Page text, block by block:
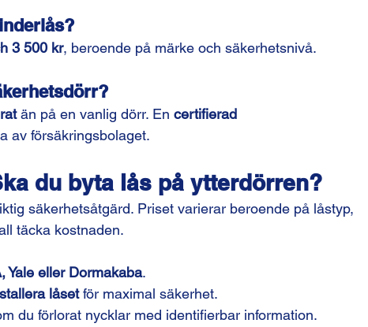
3 500 kr, beroende på märke och säkerhetsnivå.
än på en vanlig dörr. En certifierad
av försäkringsbolaget.
du byta lås på ytterdörren?
säkerhetsåtgärd. Priset varierar beroende på låstyp,
täcka kostnaden.
Yale eller Dormakaba.
låset för maximal säkerhet.
du förlorat nycklar med identifierbar information.